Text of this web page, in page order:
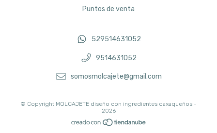
Puntos de venta
529514631052
9514631052
somosmolcajete@gmail.com
© Copyright MOLCAJETE diseño con ingredientes oaxaqueños -
2026